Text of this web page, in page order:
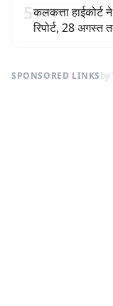
5कलकत्ता
रिपोर्ट, 28 अगस्त
SPONSORED LINKSby